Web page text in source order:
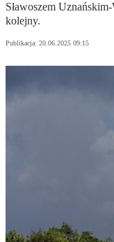
Sławoszem
kolejny.
Publikacja: 20.06.2025 09:15